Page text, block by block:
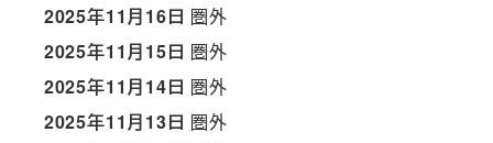
2025年11月16日 圏外
2025年11月15日 圏外
2025年11月14日 圏外
2025年11月13日 圏外